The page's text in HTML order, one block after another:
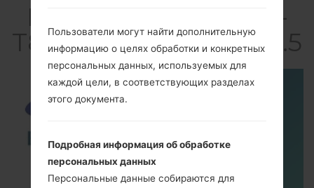
ВидеоSamsung SM-
T805KGalaxy Tab S 10.5
Пользователи могут найти дополнительную
информацию о целях обработки и конкретных
персональных данных, используемых для
каждой цели, в соответствующих разделах
этого документа.
Подробная информация об обработке
персональных данных
Персональные данные собираются для